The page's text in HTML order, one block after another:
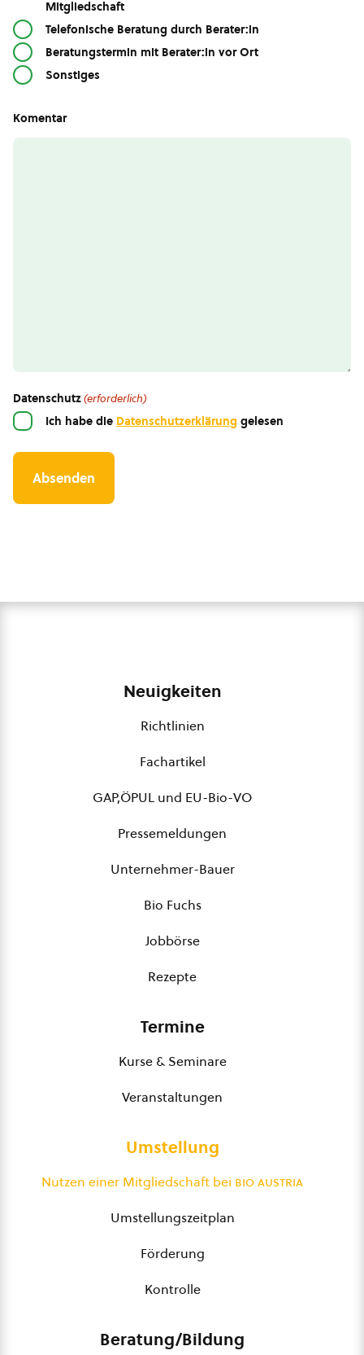
Mitgliedschaft
Telefonische Beratung durch Berater:in
Beratungstermin mit Berater:in vor Ort
Sonstiges
Komentar
Datenschutz(erforderlich)
Ich habe die Datenschutzerklärung gelesen
Neuigkeiten
Richtlinien
Fachartikel
GAP,ÖPUL und EU-Bio-VO
Pressemeldungen
Unternehmer-Bauer
Bio Fuchs
Jobbörse
Rezepte
Termine
Kurse & Seminare
Veranstaltungen
Umstellung
Nutzen einer Mitgliedschaft bei bio austria
Umstellungszeitplan
Förderung
Kontrolle
Beratung/Bildung